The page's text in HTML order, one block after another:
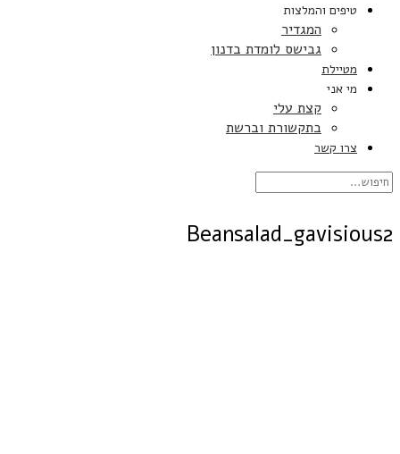
טיפים והמלצות
המגדיר
גבישס לומדת בדנון
מטיילת
מי אני
קצת עלי
בתקשורת וברשת
צרו קשר
Beansalad_gavisious2